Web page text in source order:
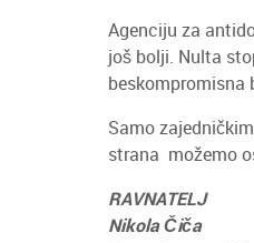
Agenciju za
još bolji. Nulta
beskompromisna
Samo
strana možemo
RAVNATELJ
Nikola Čiča